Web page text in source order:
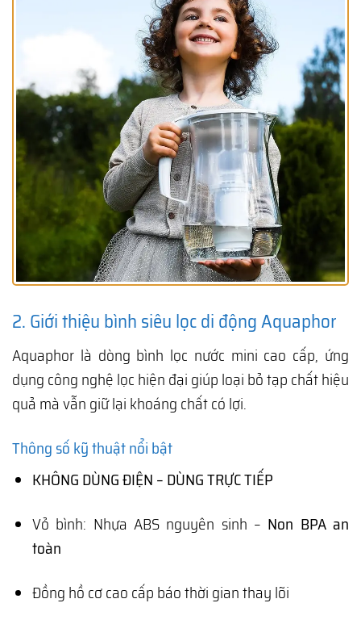
2. Giới thiệu bình siêu lọc di động Aquaphor
Aquaphor là dòng bình lọc nước mini cao cấp, ứng
dụng công nghệ lọc hiện đại giúp loại bỏ tạp chất hiệu
quả mà vẫn giữ lại khoáng chất có lợi.
Thông số kỹ thuật nổi bật
KHÔNG DÙNG ĐIỆN – DÙNG TRỰC TIẾP
Vỏ bình: Nhựa ABS nguyên sinh – Non BPA an
toàn
Đồng hồ cơ cao cấp báo thời gian thay lõi